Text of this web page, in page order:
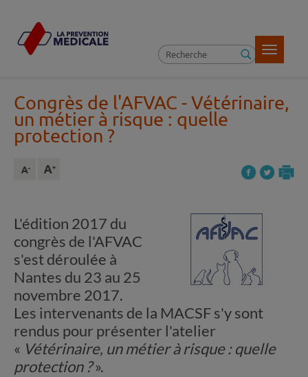
Toggle
Congrès de l'AFVAC - Vétérinaire,
un métier à risque : quelle
protection ?
L'édition 2017 du
congrès de l'AFVAC
s'est déroulée à
Nantes du 23 au 25
novembre 2017.
Les intervenants de la MACSF s'y sont
rendus pour présenter l'atelier
« Vétérinaire, un métier à risque : quelle
protection ?».